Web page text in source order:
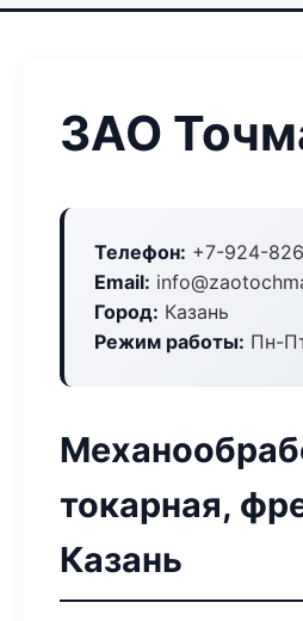
ЗАО
Телефон: +7-924-
Email:
Город: Казань
Режим работы: Пн-
токарная,
Казань